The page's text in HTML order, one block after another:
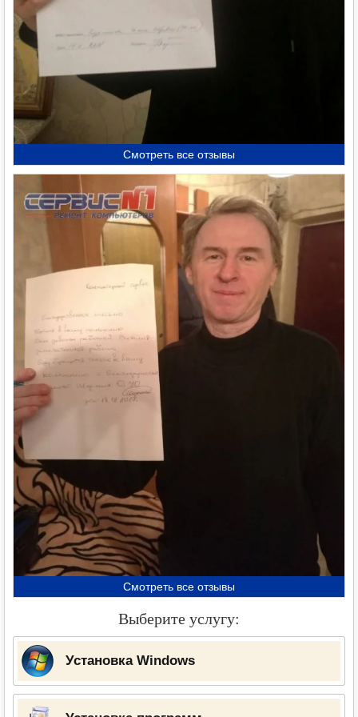
Смотреть все отзывы
Смотреть все отзывы
Выберите услугу:
Установка Windows